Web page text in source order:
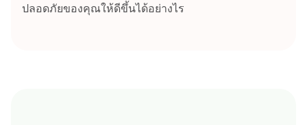
ปลอดภัยของคุณให้ดีขึ้นได้อย่างไร